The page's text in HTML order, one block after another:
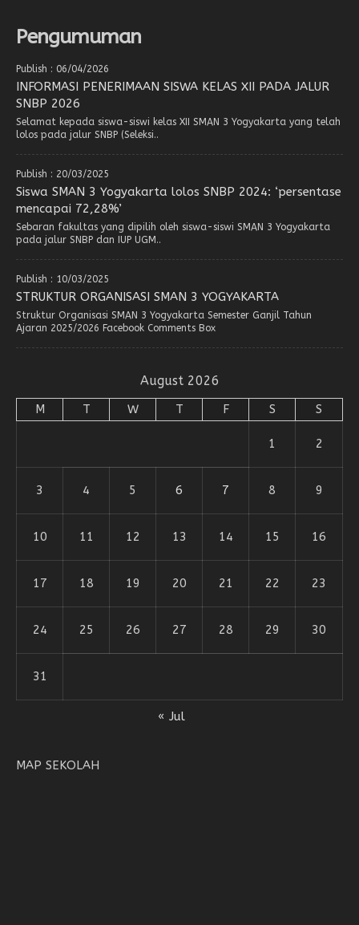
Pengumuman
Publish : 06/04/2026
INFORMASI PENERIMAAN SISWA KELAS XII PADA JALUR
SNBP 2026
Selamat kepada siswa-siswi kelas XII SMAN 3 Yogyakarta yang telah
lolos pada jalur SNBP (Seleksi..
Publish : 20/03/2025
Siswa SMAN 3 Yogyakarta lolos SNBP 2024: ‘persentase
mencapai 72,28%’
Sebaran fakultas yang dipilih oleh siswa-siswi SMAN 3 Yogyakarta
pada jalur SNBP dan IUP UGM..
Publish : 10/03/2025
STRUKTUR ORGANISASI SMAN 3 YOGYAKARTA
Struktur Organisasi SMAN 3 Yogyakarta Semester Ganjil Tahun
Ajaran 2025/2026 Facebook Comments Box
August 2026
M T W T F S S
1 2
3 4 5 6 7 8 9
10 11 12 13 14 15 16
17 18 19 20 21 22 23
24 25 26 27 28 29 30
31
« Jul
MAP SEKOLAH